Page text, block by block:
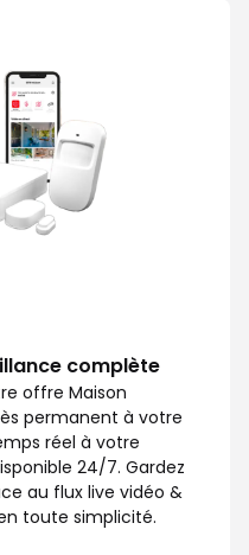
complète
offre Maison
permanent à votre
réel à votre
24/7. Gardez
au flux live vidéo &
toute simplicité.